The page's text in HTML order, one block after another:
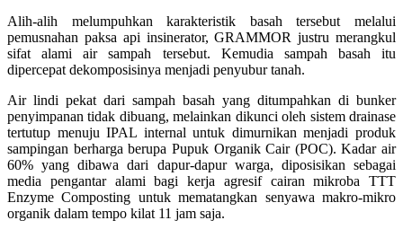
Alih-alih melumpuhkan karakteristik basah tersebut melalui
pemusnahan paksa api insinerator, GRAMMOR justru merangkul
sifat alami air sampah tersebut. Kemudia sampah basah itu
dipercepat dekomposisinya menjadi penyubur tanah.
Air lindi pekat dari sampah basah yang ditumpahkan di bunker
penyimpanan tidak dibuang, melainkan dikunci oleh sistem drainase
tertutup menuju IPAL internal untuk dimurnikan menjadi produk
sampingan berharga berupa Pupuk Organik Cair (POC). Kadar air
60% yang dibawa dari dapur-dapur warga, diposisikan sebagai
media pengantar alami bagi kerja agresif cairan mikroba TTT
Enzyme Composting untuk mematangkan senyawa makro-mikro
organik dalam tempo kilat 11 jam saja.